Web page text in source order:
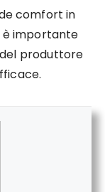
comfort in
è importante
produttore